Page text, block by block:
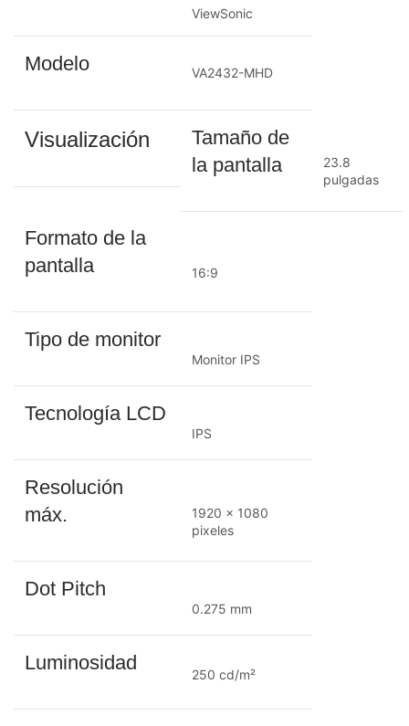
ViewSonic
Modelo VA2432-MHD
Visualización
Tamaño de
la pantalla
23.8
pulgadas
Formato de la
pantalla
16:9
Tipo de monitor
Monitor IPS
Tecnología LCD
IPS
Resolución
máx.
1920 x 1080
pixeles
Dot Pitch
0.275 mm
Luminosidad
250 cd/m²